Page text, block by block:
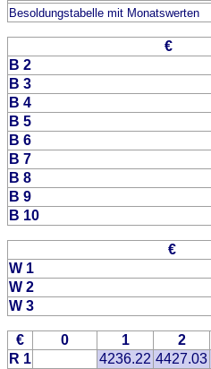
Besoldungstabelle mit Monatswerten
€
B 2
B 3
B 4
B 5
B 6
B 7
B 8
B 9
B 10
€
W 1
W 2
W 3
€ 0 1 2
R 1
4236.22 4427.03